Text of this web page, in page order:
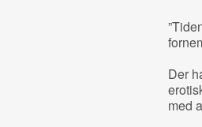
Der
med